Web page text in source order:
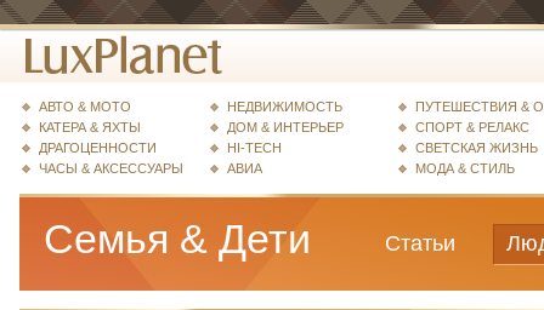
АВТО & МОТО
КАТЕРА & ЯХТЫ
ДРАГОЦЕННОСТИ
ЧАСЫ & АКСЕССУАРЫ
НЕДВИЖИМОСТЬ
ДОМ & ИНТЕРЬЕР
HI-TECH
АВИА
ПУТЕШЕСТВИЯ &
СПОРТ & РЕЛАКС
СВЕТСКАЯ ЖИЗНЬ
МОДА & СТИЛЬ
Семья & Дети Статьи